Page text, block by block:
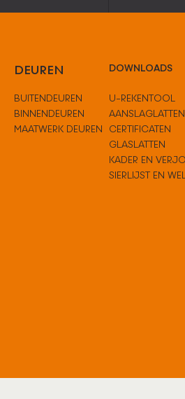
DEUREN
BUITENDEUREN
BINNENDEUREN
MAATWERK DEUREN
DOWNLOADS
U-REKENTOOL
CERTIFICATEN
GLASLATTEN